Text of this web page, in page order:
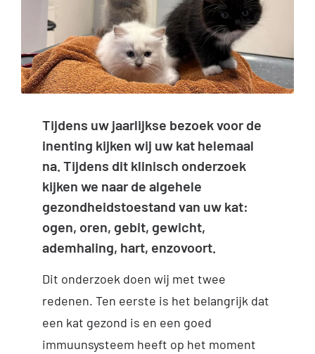
Inloggen Digi-Dap
Tijdens uw jaarlijkse bezoek voor de
inenting kijken wij uw kat helemaal
na. Tijdens dit klinisch onderzoek
kijken we naar de algehele
gezondheidstoestand van uw kat:
ogen, oren, gebit, gewicht,
ademhaling, hart, enzovoort.
Dit onderzoek doen wij met twee
redenen. Ten eerste is het belangrijk dat
een kat gezond is en een goed
immuunsysteem heeft op het moment